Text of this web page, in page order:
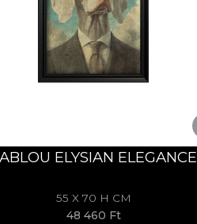
ELYSIAN ELEGANCE
55 X 70 H CM
48 460 Ft